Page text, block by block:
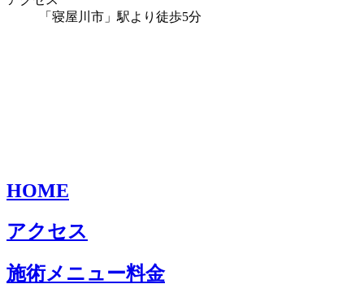
「寝屋川市」駅より徒歩5分
HOME
アクセス
施術メニュー料金